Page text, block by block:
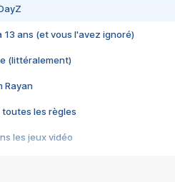
13 ans (et vous l'avez ignoré)
(littéralement)
Rayan
toutes les règles
les jeux vidéo